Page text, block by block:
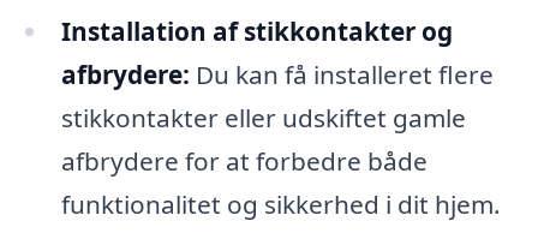
Installation af stikkontakter og
afbrydere: Du kan få installeret flere
stikkontakter eller udskiftet gamle
afbrydere for at forbedre både
funktionalitet og sikkerhed i dit hjem.